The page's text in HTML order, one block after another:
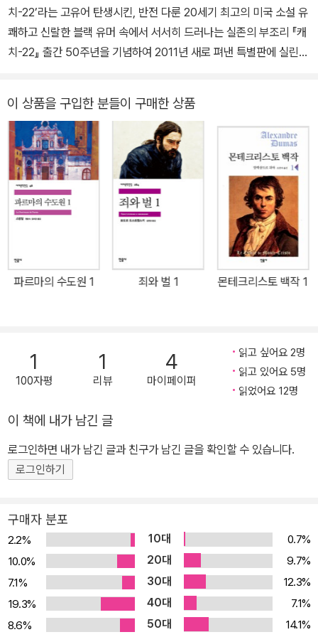
치-22’라는 고유어 탄생시킨, 반전 다룬 20세기 최고의 미국 소설 유
쾌하고 신랄한 블랙 유머 속에서 서서히 드러나는 실존의 부조리 『캐
치-22』 출간 50주년을 기념하여 2011년 새로 펴낸 특별판에 실린
히친스 등의 에세이 수록. 《타임》 선정 현대 100대 영문소설 | 《뉴스
위크》 선정 100대 명저 | BBC 선정 꼭 읽어야 할 책 ■ 전통적인 소
설의 형태를 바꾼 포스트모더니즘의 걸작 유쾌하고 신랄한 블랙 유머
속에서 서서히 드러나는 실존의 부조리 “첫눈에 반해 버렸다. 요사리
안은 군목을 보자마자 미친 듯이 그를 사랑하게 되었다.” 미국 포스트
모더니즘 문학의 대표작이자 반전 소설의 걸작인 조지프 헬러의 『캐
치-22』가 2008년 민음사 세계문학전집(186, 187번)으로 출간된
이후 십삼 년 만에 50주년 기념판본으로 개정, 출간되었다. 이번 50
주년 기념판에는 『캐치-22』 출간 50주년을 기념하여 2011년 새로
펴낸 특별판에 실린 조지프 헬러의 서문과 출간 당시 에피소드, 파격
판의 부록인 ‘역사와 배경과 비평’ 역시 원작의 미묘한 뉘앙스를 살려
생동감 넘치는 우리말을 구사하는 안정효 역자가 번역해 완결미를 더
쟁에 넌더리를 내고 제대하기 위해 온갖 수를 쓰지만 언제나 ‘캐치-2
2’에 발목이 잡힌다. ‘캐치-22’는 실제로는 존재하지 않지만 그래서
더욱 절대적인 위력을 행사하는 조항이다. ‘자기가 미쳤다는 것을 아
동료들을 옭아맨다. 조지프 헬러가 2차 세계 대전에 참전한 경험을
바탕으로 쓴 『캐치-22』는 이전까지의 모더니즘 형식을 전복한 파격
적인 구성과 냉전 시기의 현실을 비틀어 반영한 독특한 풍자 어법으
로 “소설의 형태를 바꾸었다.”라는 평을 받았다. 인간이 존재하는 한
영원히 계속되는 전쟁의 비극성과 부조리를 날카롭게 풍자하며 20세
기 최고의 반전 소설로 ‘헬러 열풍’을 일으킨 『캐치-22』는 미국에서
이 상품을 구입한 분들이 구매한 상품
파르마의 수도원 1 죄와 벌 1 몬테크리스토 백작 1
1
100자평
1
리뷰
4
마이페이퍼
읽고 싶어요 2명
읽고 있어요 5명
읽었어요 12명
이 책에 내가 남긴 글
로그인하면 내가 남긴 글과 친구가 남긴 글을 확인할 수 있습니다.
로그인하기
구매자 분포
2.2% 10대
0.7%
10.0%
20대
9.7%
7.1%
30대
12.3%
19.3%
40대
7.1%
8.6%
50대
14.1%